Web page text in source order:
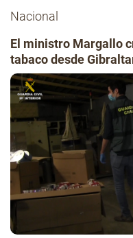
Nacional
El ministro Margallo
tabaco desde